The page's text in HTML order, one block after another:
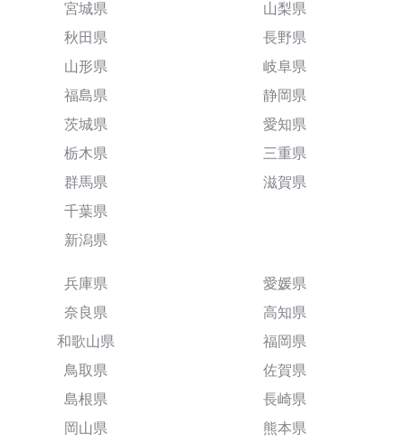
宮城県
秋田県
山形県
福島県
茨城県
栃木県
群馬県
千葉県
新潟県
山梨県
長野県
岐阜県
静岡県
愛知県
三重県
滋賀県
兵庫県
奈良県
和歌山県
鳥取県
島根県
岡山県
愛媛県
高知県
福岡県
佐賀県
長崎県
熊本県